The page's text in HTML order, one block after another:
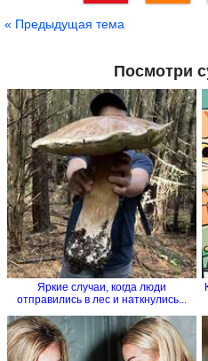
« Предыдущая тема
Посмотри
Яркие случаи, когда люди
отправились в лес и наткнулись...